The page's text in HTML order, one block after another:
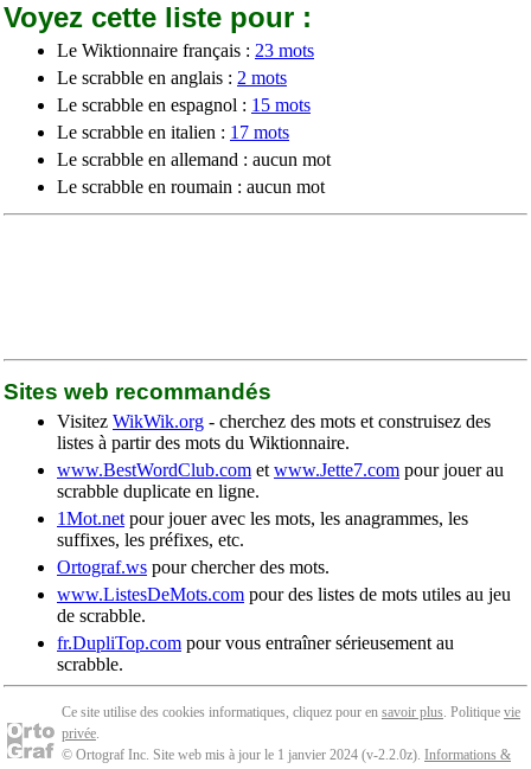
Voyez cette liste pour :
Le Wiktionnaire français : 23 mots
Le scrabble en anglais : 2 mots
Le scrabble en espagnol : 15 mots
Le scrabble en italien : 17 mots
Le scrabble en allemand : aucun mot
Le scrabble en roumain : aucun mot
Sites web recommandés
Visitez WikWik.org - cherchez des mots et construisez des
listes à partir des mots du Wiktionnaire.
www.BestWordClub.com et www.Jette7.com pour jouer au
scrabble duplicate en ligne.
1Mot.net pour jouer avec les mots, les anagrammes, les
suffixes, les préfixes, etc.
Ortograf.ws pour chercher des mots.
www.ListesDeMots.com pour des listes de mots utiles au jeu
de scrabble.
fr.DupliTop.com pour vous entraîner sérieusement au
scrabble.
Ce site utilise des cookies informatiques, cliquez pour en savoir plus. Politique vie
privée.
© Ortograf Inc. Site web mis à jour le 1 janvier 2024 (v-2.2.0z). Informations &